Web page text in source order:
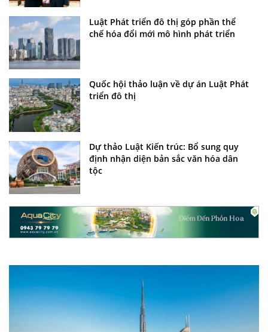
Luật Phát triển đô thị góp phần thể
chế hóa đổi mới mô hình phát triển
Quốc hội thảo luận về dự án Luật Phát
triển đô thị
Dự thảo Luật Kiến trúc: Bổ sung quy
định nhận diện bản sắc văn hóa dân
tộc